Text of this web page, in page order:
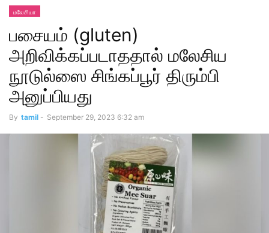
மலேசியா
பசையம் (gluten)
அறிவிக்கப்படாததால் மலேசிய
நூடுல்ஸை சிங்கப்பூர் திரும்பி
அனுப்பியது
By tamil - September 29, 2023 6:32 am